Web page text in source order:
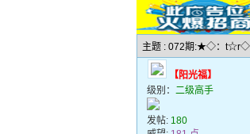
主题 : 072期:★◇：
【阳光福】
级别： 二级高手
发帖: 180